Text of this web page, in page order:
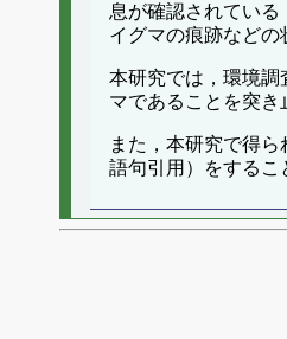
息が確認されてい
イグマの痕跡などの
本研究では，環境調
マであることを突き
また，本研究で得
語句引用）をするこ